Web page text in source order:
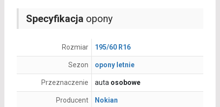
Specyfikacja opony
Rozmiar 195/60 R16
Sezon opony letnie
Przeznaczenie auta osobowe
Producent Nokian